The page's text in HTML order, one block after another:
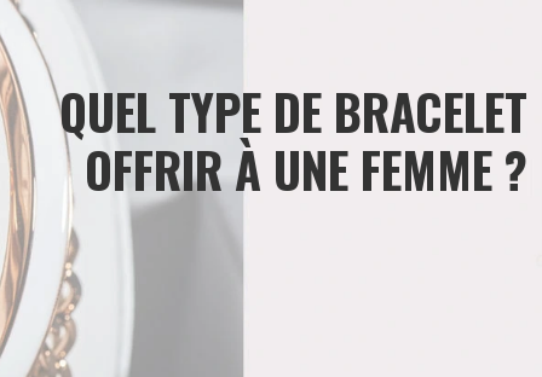
QUEL TYPE DE BRACELET
OFFRIR À UNE FEMME ?